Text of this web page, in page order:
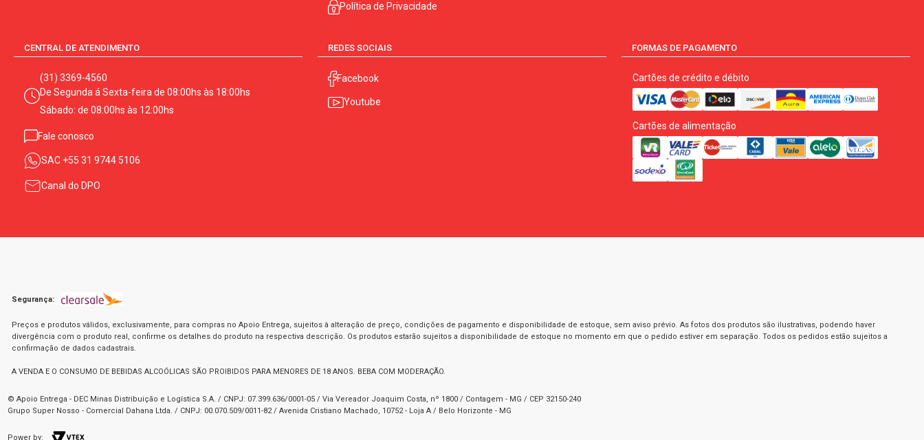
Política de Privacidade
CENTRAL DE ATENDIMENTO
(31) 3369-4560
De Segunda á Sexta-feira de 08:00hs às 18:00hs
Sábado: de 08:00hs às 12:00hs
Fale conosco
SAC +55 31 9744 5106
Canal do DPO
REDES SOCIAIS
Facebook
Youtube
FORMAS DE PAGAMENTO
Cartões de crédito e débito
Cartões de alimentação
Segurança:
Preços e produtos válidos, exclusivamente, para compras no Apoio Entrega, sujeitos à alteração de preço, condições de pagamento e disponibilidade de estoque, sem aviso prévio. As fotos dos produtos são ilustrativas, podendo haver
divergência com o produto real, confirme os detalhes do produto na respectiva descrição. Os produtos estarão sujeitos a disponibilidade de estoque no momento em que o pedido estiver em separação. Todos os pedidos estão sujeitos a
confirmação de dados cadastrais.
A VENDA E O CONSUMO DE BEBIDAS ALCOÓLICAS SÃO PROIBIDOS PARA MENORES DE 18 ANOS. BEBA COM MODERAÇÃO.
© Apoio Entrega - DEC Minas Distribuição e Logística S.A. / CNPJ: 07.399.636/0001-05 / Via Vereador Joaquim Costa, nº 1800 / Contagem - MG / CEP 32150-240
Grupo Super Nosso - Comercial Dahana Ltda. / CNPJ: 00.070.509/0011-82 / Avenida Cristiano Machado, 10752 - Loja A / Belo Horizonte - MG
Power by: